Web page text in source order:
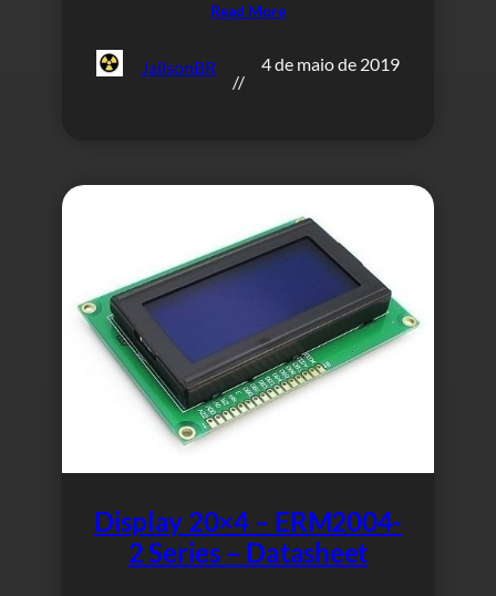
Read More
JailsonBR
//
4 de maio de 2019
Display 20×4 – ERM2004-
2 Series – Datasheet